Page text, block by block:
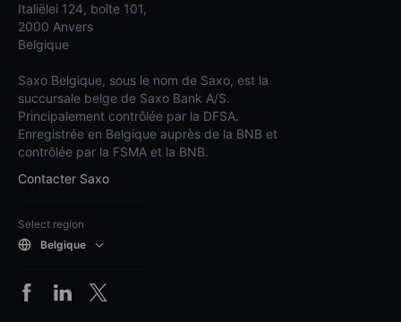
Italiëlei 124, boîte 101,
2000 Anvers
Belgique
Saxo Belgique, sous le nom de Saxo, est la
succursale belge de Saxo Bank A/S.
Principalement contrôlée par la DFSA.
Enregistrée en Belgique auprès de la BNB et
contrôlée par la FSMA et la BNB.
Contacter Saxo
Select region
Belgique